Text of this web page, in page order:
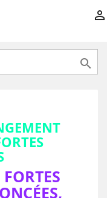

